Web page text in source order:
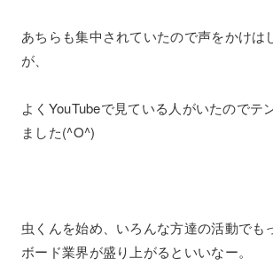
あちらも集中されていたので声をかけは
が、
よくYouTubeで見ている人がいたのでテ
ました(^O^)
虫くんを始め、いろんな方達の活動でも
ボード業界が盛り上がるといいなー。